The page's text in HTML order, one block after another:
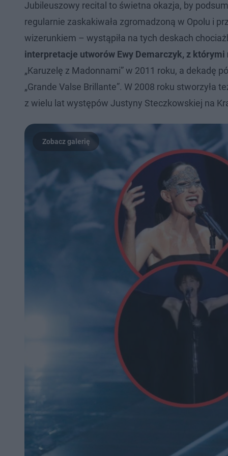
Jubileuszowy recital to świetna okazja, by
regularnie zaskakiwała zgromadzoną w Opolu i
wizerunkiem – wystąpiła na tych deskach
interpretacje utworów Ewy Demarczyk, z
„Karuzelę z Madonnami” w 2011 roku, a dekadę
„Grande Valse Brillante”. W 2008 roku
z wielu lat występów Justyny Steczkowskiej na